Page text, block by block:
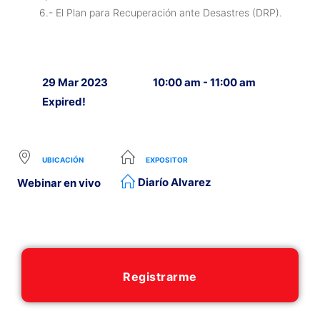
6.- El Plan para Recuperación ante Desastres (DRP).
29 Mar 2023
Expired!
10:00 am - 11:00 am
UBICACIÓN
Webinar en vivo
EXPOSITOR
Diarío Alvarez
Registrarme